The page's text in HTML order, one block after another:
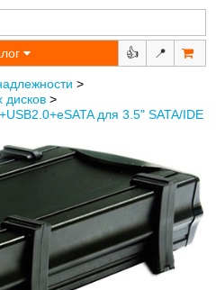
👍 📍
>
дисков >
для 3.5" SATA/IDE